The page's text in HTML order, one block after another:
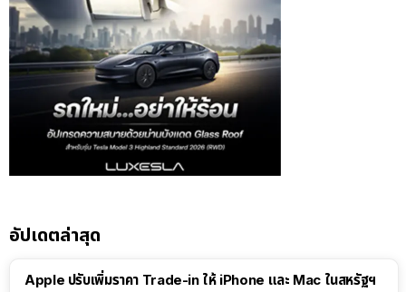
อัปเดตล่าสุด
Apple ปรับเพิ่มราคา Trade-in ให้ iPhone และ Mac ในสหรัฐฯ